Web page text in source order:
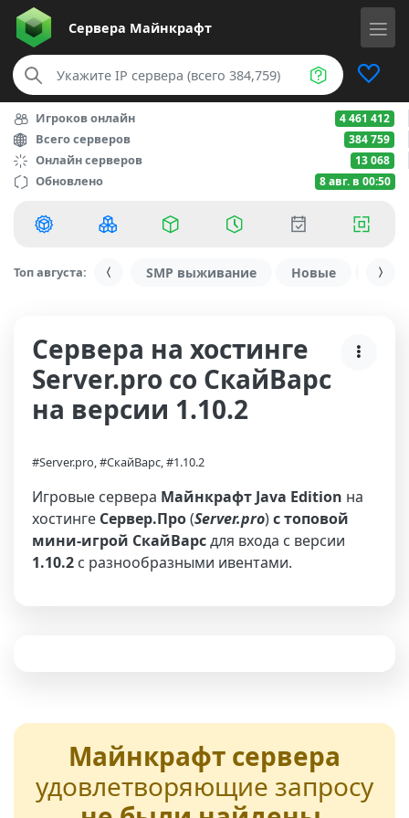
Сервера Майнкрафт
Игроков онлайн 4 461 412
Всего серверов 384 759
Онлайн серверов 13 068
Обновлено 8 авг. в 00:50
Топ августа: SMP выживание Новые С
Сервера на хостинге
Server.pro со СкайВарс
на версии 1.10.2
#Server.pro, #СкайВарс, #1.10.2
Игровые сервера Майнкрафт Java Edition на
хостинге Сервер.Про(Server.pro)с топовой
мини-игрой СкайВарсдля входа с версии
1.10.2 с разнообразными ивентами.
Майнкрафт сервера
удовлетворяющие запросу